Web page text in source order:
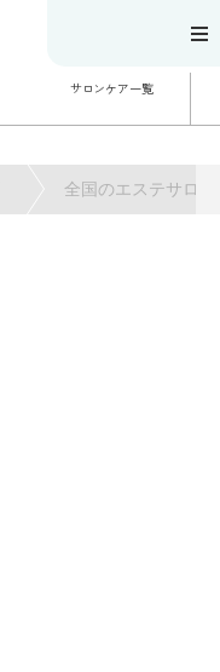
サロンケア一覧
ュー
角質ケア
角質ケア｜ポレーシ
全国のエステサロ